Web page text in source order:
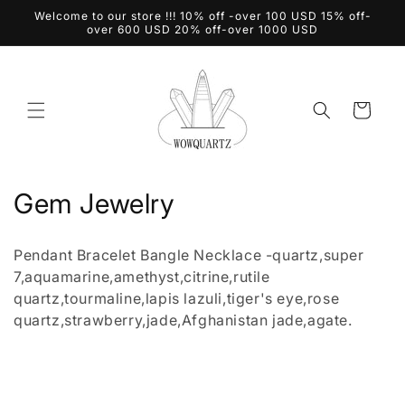
direttamente
ai contenuti
Welcome to our store !!! 10% off -over 100 USD 15% off-
over 600 USD 20% off-over 1000 USD
Carrello
C
l
l
Gem Jewelry
Pendant Bracelet Bangle Necklace -quartz,super
7,aquamarine,amethyst,citrine,rutile
quartz,tourmaline,lapis lazuli,tiger's eye,rose
quartz,strawberry,jade,Afghanistan jade,agate.